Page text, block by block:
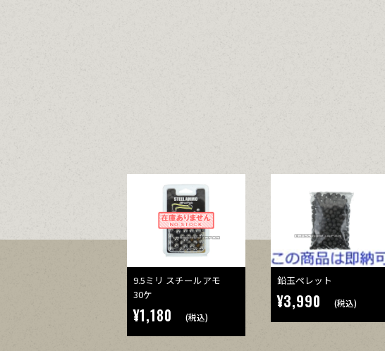
9.5ミリ スチールアモ
30ケ
¥1,180 (税込)
鉛玉ペレット
¥3,990 (税込)